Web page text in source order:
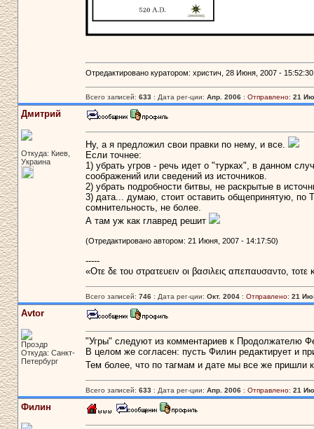
Отредактировано куратором: христич, 28 Июня, 2007 - 15:52:30
Всего записей: 633: Дата рег-ции: Апр. 2006: Отправлено: 21
Дмитрий
Откуда: Киев,
Украина
Ну, а я предложил свои правки по нему, и все.
Если точнее:
1) убрать угров - речь идет о "турках", в данном
соображений или сведений из источников.
2) убрать подробности битвы, не раскрытые в
3) дата... думаю, стоит оставить общепринятую, по
сомнительность, не более.
А там уж как главред решит
(Отредактировано автором: 21 Июня, 2007 - 14:17:50)
-----
«Οτε δε του στρατευειν οι βασιλεις απεπαυσαντο,
Всего записей: 746: Дата рег-ции: Окт. 2004: Отправлено: 21
Avtor
Проэдр
Откуда: Санкт-
Петербург
"Угры" следуют из комментариев к Продолжателю
В целом же согласен: пусть Филин редактирует и
Тем более, что по тагмам и дате мы все же пришли
Всего записей: 633: Дата рег-ции: Апр. 2006: Отправлено: 21
Филин